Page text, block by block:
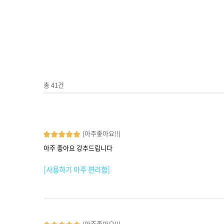
총41건
(아주좋아요!!)
아주 좋아요 강추드립니다
[사용하기 아주 편리함]